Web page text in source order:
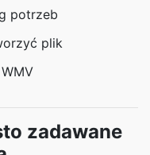
potrzeb
plik
zadawane